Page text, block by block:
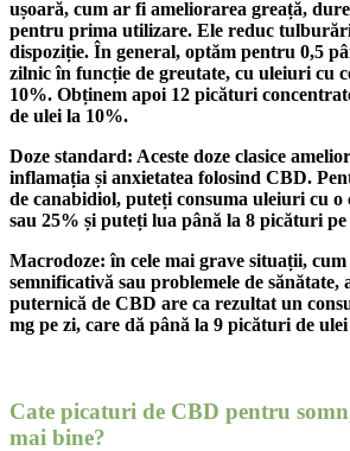
ușoară, cum ar fi ameliorarea greață,
pentru prima utilizare. Ele reduc
dispoziție. În general, optăm pentru 0,5
zilnic în funcție de greutate, cu uleiuri cu
10%. Obținem apoi 12 picături
de ulei la 10%.
Doze standard: Aceste doze clasice
inflamația și anxietatea folosind CBD.
de canabidiol, puteți consuma uleiuri cu o
sau 25% și puteți lua până la 8 picături pe
Macrodoze: în cele mai grave situații,
semnificativă sau problemele de sănătate,
puternică de CBD are ca rezultat un
mg pe zi, care dă până la 9 picături de
Cate picaturi de CBD pentru
mai bine?